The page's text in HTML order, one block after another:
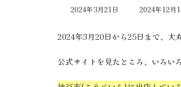
2024年3月21日
最
新
:
2024年12月
2024年3月20日から25日まで、大
公式サイトを見たところ、いろい